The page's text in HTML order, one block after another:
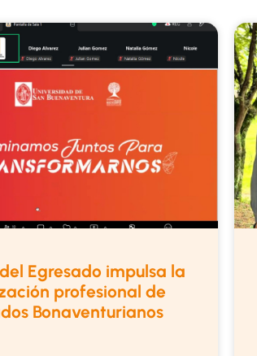
Egresado impulsa la
profesional de
Bonaventurianos